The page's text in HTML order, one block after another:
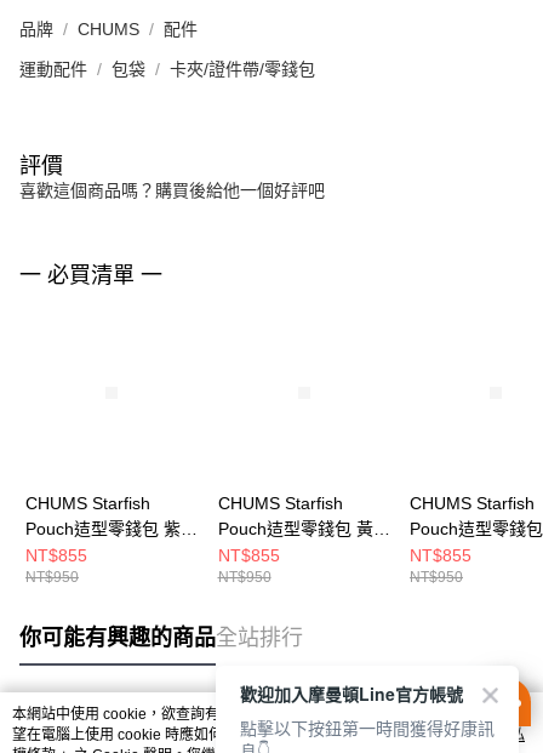
品牌 CHUMS 配件
運動配件 包袋 卡夾/證件帶/零錢包
評價
喜歡這個商品嗎？購買後給他一個好評吧
一 必買清單 一
CHUMS Starfish
Pouch迼型零錢包 紫/
藍綠 CH604057P020
NT$855
NT$950
CHUMS Starfish
Pouch迼型零錢包 黃色
CH604057Y001
NT$855
NT$950
CHUMS Starfish
Pouch迼型零錢
CH604057P001
NT$855
NT$950
你可能有興趣的商品全站排行
熱門標籤
本網站中使用 cookie，欲查詢有關本網站使用 cookie 方式之詳情，及若您不希
望在電腦上使用 cookie 時應如何變更電腦的 cookie 設定，請參閱本網站「
隱私
歡迎加入摩曼頓Line官方帳號
點擊以下按鈕第一時間獲得好康訊